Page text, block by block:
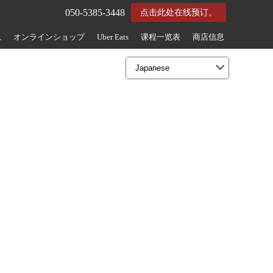
点击此处在线预订。
050-5385-3448
オンラインショップ Uber Eats 课程一览表 商店信息